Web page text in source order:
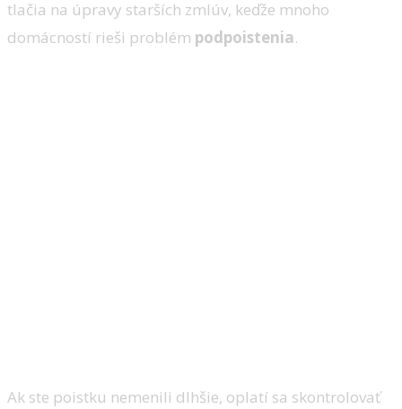
tlačia na úpravy starších zmlúv, keďže mnoho
domácností rieši problém podpoistenia.
Ak ste poistku nemenili dlhšie, oplatí sa skontrolovať